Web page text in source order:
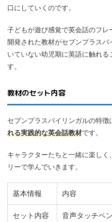
口にしていくのです。
子どもが遊び感覚で英会話のフ
開発された教材がセブンプラス
いていない幼児期に英語に触れ
す。
教材のセット内容
セブンプラスバイリンガルの特徴
れる実践的な英会話教材です。
キャラクターたちと一緒に楽し
リーで学んでいきます。
基本情報 内容
セット内容
音声タッチペ